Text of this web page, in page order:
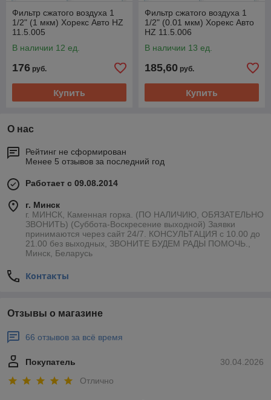
Фильтр сжатого воздуха 1
1/2" (1 мкм) Хорекс Авто HZ
11.5.005
В наличии 12 ед.
176 руб.
Купить
Фильтр сжатого воздуха 1
1/2" (0.01 мкм) Хорекс Авто
HZ 11.5.006
В наличии 13 ед.
185,60 руб.
Купить
О нас
Рейтинг не сформирован
Менее 5 отзывов за последний год
Работает с 09.08.2014
г. Минск
г. МИНСК, Каменная горка. (ПО НАЛИЧИЮ, ОБЯЗАТЕЛЬНО
ЗВОНИТЬ) (Суббота-Воскресение выходной) Заявки
принимаются через сайт 24/7. КОНСУЛЬТАЦИЯ с 10.00 до
21.00 без выходных, ЗВОНИТЕ БУДЕМ РАДЫ ПОМОЧЬ.,
Минск, Беларусь
Контакты
Отзывы о магазине
66 отзывов за всё время
30.04.2026
Покупатель
Отлично